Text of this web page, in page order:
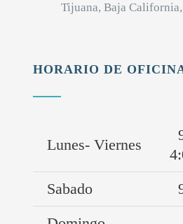
Tijuana, Baja
HORARIO DE
Lunes- Viernes
Sabado